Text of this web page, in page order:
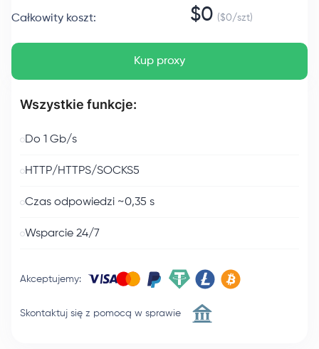
Całkowity koszt: $0 ($0/szt)
Kup proxy
Wszystkie funkcje:
Do 1 Gb/s
HTTP/HTTPS/SOCKS5
Czas odpowiedzi ~0,35 s
Wsparcie 24/7
Akceptujemy:
Skontaktuj się z pomocą w sprawie